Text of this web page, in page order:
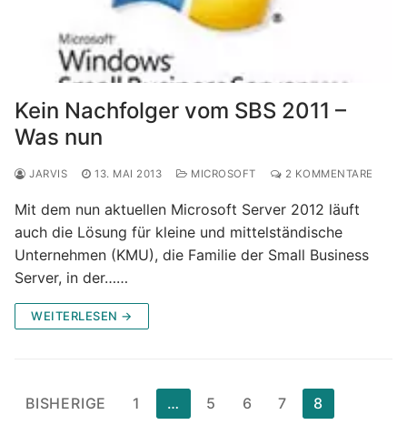
Kein Nachfolger vom SBS 2011 –
Was nun
JARVIS 13. MAI 2013 MICROSOFT 2 KOMMENTARE
Mit dem nun aktuellen Microsoft Server 2012 läuft
auch die Lösung für kleine und mittelständische
Unternehmen (KMU), die Familie der Small Business
Server, in der……
WEITERLESEN →
Seitennummerierung
BISHERIGE 1 … 5 6 7 8